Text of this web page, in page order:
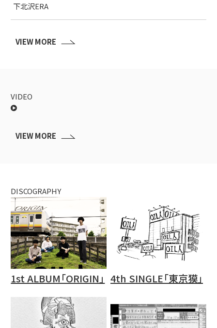
下北沢ERA
VIEW MORE
VIDEO
VIEW MORE
DISCOGRAPHY
1st ALBUM「ORIGIN」 4th SINGLE「東京獏」